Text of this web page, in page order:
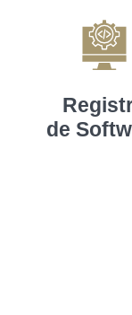
de